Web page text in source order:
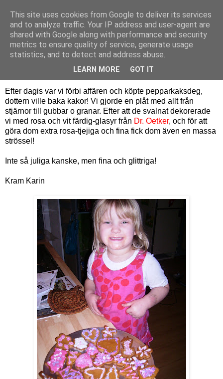
Bagerskan
måndag 23 november 2009
Tjejiga pepparkakor
Efter dagis var vi förbi affären och köpte pepparkaksdeg,
dottern ville baka kakor! Vi gjorde en plåt med allt från
stjärnor till gubbar o granar. Efter att de svalnat dekorerade
vi med rosa och vit färdig-glasyr från Dr. Oetker, och för att
göra dom extra rosa-tjejiga och fina fick dom även en massa
strössel!
Inte så juliga kanske, men fina och glittriga!
Kram Karin
This site uses cookies from Google to deliver its services
and to analyze traffic. Your IP address and user-agent are
shared with Google along with performance and security
metrics to ensure quality of service, generate usage
statistics, and to detect and address abuse.
LEARN MORE GOT IT